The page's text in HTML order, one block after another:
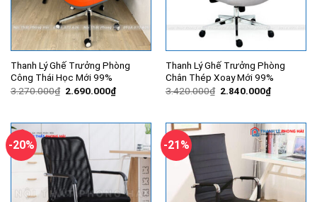
Thanh Lý Ghế Trưởng Phòng
Công Thái Học Mới 99%
3.270.000₫ Giá
2.690.000₫Giá
hiện
2.690.000₫.
Thanh Lý Ghế Trưởng Phòng
Chân Thép Xoay Mới 99%
3.420.000₫ Giá
2.840.000₫Giá
hiện
-20% -21%